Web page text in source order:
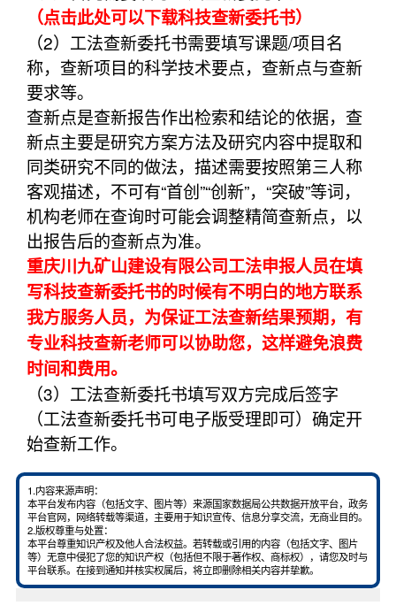
（点击此处可以下载科技查新委托书）
（2）工法查新委托书需要填写课题/项目名
称，查新项目的科学技术要点，查新点与查新
要求等。
查新点是查新报告作出检索和结论的依据，查
新点主要是研究方案方法及研究内容中提取和
同类研究不同的做法，描述需要按照第三人称
客观描述，不可有“首创”“创新”，“突破”等词，
机构老师在查询时可能会调整精简查新点，以
出报告后的查新点为准。
重庆川九矿山建设有限公司工法申报人员在填
写科技查新委托书的时候有不明白的地方联系
我方服务人员，为保证工法查新结果预期，有
专业科技查新老师可以协助您，这样避免浪费
时间和费用。
（3）工法查新委托书填写双方完成后签字
（工法查新委托书可电子版受理即可）确定开
始查新工作。
1.内容来源声明：
本平台发布内容（包括文字、图片等）来源国家数据局公共数据开放平台，政务
平台官网，网络转载等渠道，主要用于知识宣传、信息分享交流，无商业目的。
2.版权尊重与处置：
本平台尊重知识产权及他人合法权益。若转载或引用的内容（包括文字、图片
等）无意中侵犯了您的知识产权（包括但不限于著作权、商标权），请您及时与
平台联系。在接到通知并核实权属后，将立即删除相关内容并挚歉。